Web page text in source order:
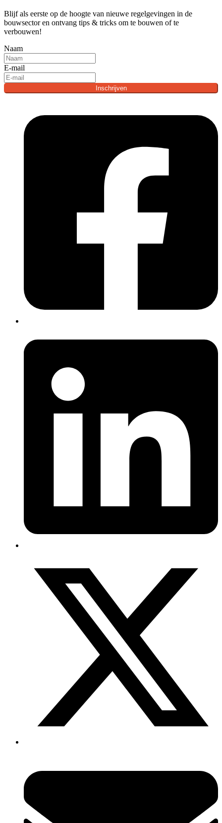
Blijf als eerste op de hoogte van nieuwe regelgevingen in de
bouwsector en ontvang tips & tricks om te bouwen of te
verbouwen!
Naam
E-mail
Inschrijven